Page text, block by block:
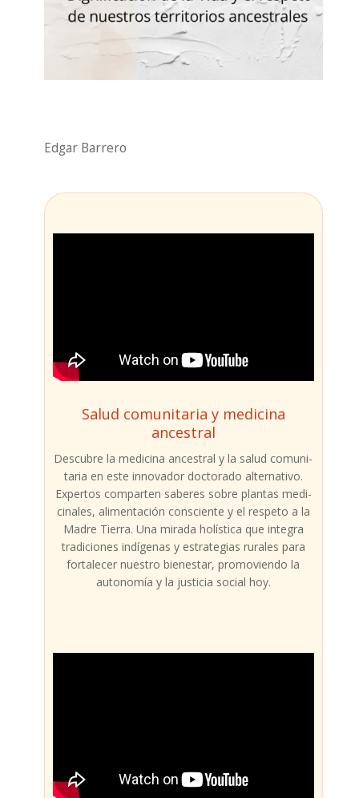
Edgar Barre­ro
Salud comunitaria y medicina
ancestral
Des­cu­bre la medi­ci­na ances­tral y la salud comu­ni­
ta­ria en este inno­va­dor doc­to­ra­do alter­na­ti­vo.
Exper­tos com­par­ten sabe­res sobre plan­tas medi­
ci­na­les, ali­men­ta­ción cons­cien­te y el res­pe­to a la
Madre Tie­rra. Una mira­da holís­ti­ca que inte­gra
tra­di­cio­nes indí­ge­nas y estra­te­gias rura­les para
for­ta­le­cer nues­tro bien­es­tar, pro­mo­vien­do la
auto­no­mía y la jus­ti­cia social hoy.